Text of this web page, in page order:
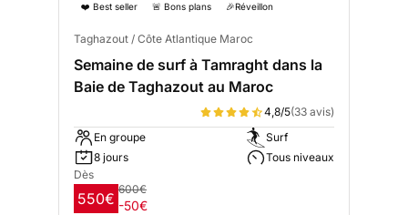
❤️ Best seller 🚨 Bons plans 🎉Réveillon
Taghazout / Côte Atlantique Maroc
Semaine de surf à Tamraght dans la
Baie de Taghazout au Maroc
4,8/5(33 avis)
En groupe
8 jours
Surf
Tous niveaux
Dès
550€
600€
-50€